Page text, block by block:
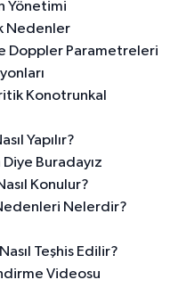
Yönetimi
Nedenler
Doppler Parametreleri
Konotrunkal
Yapılır?
Buradayız
Konulur?
Nelerdir?
Teşhis Edilir?
Videosu